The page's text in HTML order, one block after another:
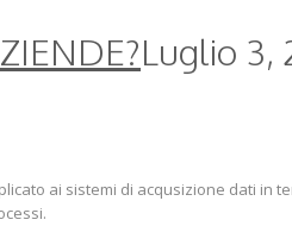
Luglio 3,
ai sistemi di acqusizione dati in